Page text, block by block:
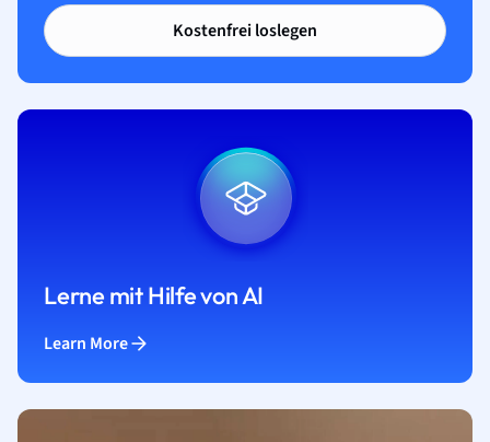
Kostenfrei loslegen
Lerne mit Hilfe von AI
Learn More